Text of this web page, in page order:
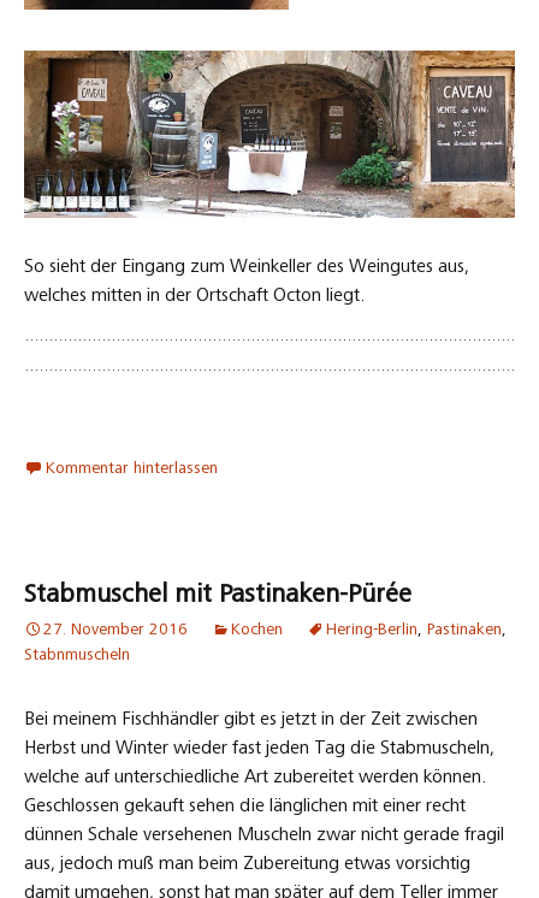
Stabmuschel mit Pastinaken-Pürée
27. November 2016 Kochen Hering-Berlin,Pastinaken,
Stabnmuscheln
Bei meinem Fischhändler gibt es jetzt in der Zeit zwischen
Herbst und Winter wieder fast jeden Tag die Stabmuscheln,
wieder kleine Splitter der Schalen zwischen den Zähnen. Eine
Muschel schmecken insbesondere warm auf dem Teller besser
kaltem Wasser abspülen und dann geht es ans Zubereiten.